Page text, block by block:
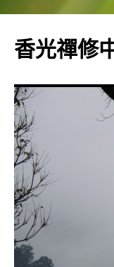
香光禪修